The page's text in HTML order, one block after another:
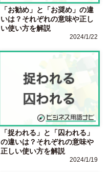
「お勧め」と「お奨め」の違
いは？それぞれの意味や正し
い使い方を解説
2024/1/22
「捉われる」と「囚われる」
の違いは？それぞれの意味や
正しい使い方を解説
2024/1/19